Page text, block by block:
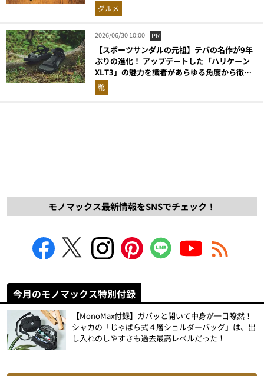
グルメ
2026/06/30 10:00 PR
【スポーツサンダルの元祖】テバの名作が9年
ぶりの進化！ アップデートした「ハリケーン
XLT3」の魅力を識者があらゆる角度から徹底
解説！
靴
モノマックス最新情報をSNSでチェック！
今月のモノマックス特別付録
【MonoMax付録】ガバッと開いて中身が一目瞭然！
シャカの「じゃばら式４層ショルダーバッグ」は、出
し入れのしやすさも過去最高レベルだった！